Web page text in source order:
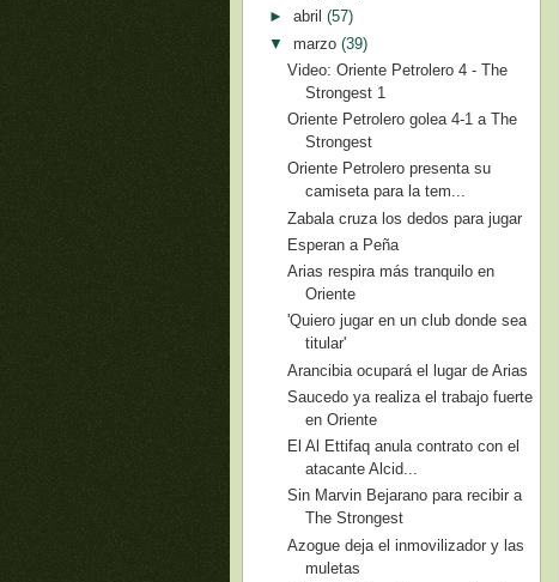
► abril (57)
▼ marzo (39)
Video: Oriente Petrolero 4 - The
Strongest 1
Oriente Petrolero golea 4-1 a The
Strongest
Oriente Petrolero presenta su
camiseta para la tem...
Zabala cruza los dedos para jugar
Esperan a Peña
Arias respira más tranquilo en
Oriente
'Quiero jugar en un club donde sea
titular'
Arancibia ocupará el lugar de Arias
Saucedo ya realiza el trabajo fuerte
en Oriente
El Al Ettifaq anula contrato con el
atacante Alcid...
Sin Marvin Bejarano para recibir a
The Strongest
Azogue deja el inmovilizador y las
muletas